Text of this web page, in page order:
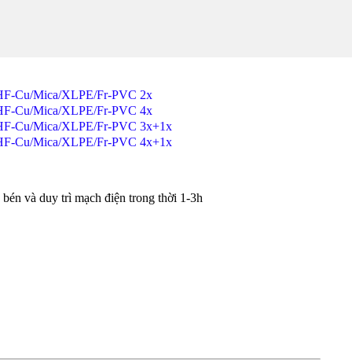
Cu/Mica/XLPE/Fr-PVC 2x
Cu/Mica/XLPE/Fr-PVC 4x
Cu/Mica/XLPE/Fr-PVC 3x+1x
Cu/Mica/XLPE/Fr-PVC 4x+1x
và duy trì mạch điện trong thời 1-3h